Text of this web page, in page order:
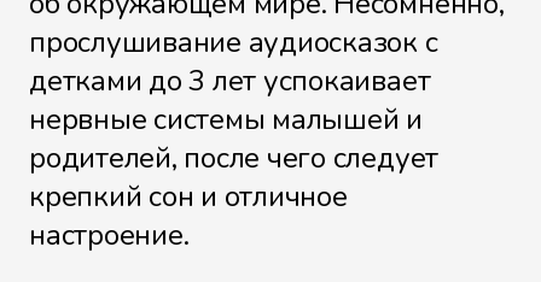
прослушивание аудиосказок с
детками до 3 лет успокаивает
нервные системы малышей и
родителей, после чего следует
крепкий сон и отличное
настроение.